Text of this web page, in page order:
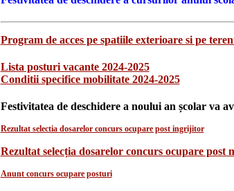
Program de acces pe spatiile exterioare si pe
Lista posturi vacante 2024-2025
Conditii specifice mobilitate 2024-2025
Festivitatea de deschidere a noului an școlar va
Rezultat selectia dosarelor concurs ocupare post ingrijitor
Rezultat selecția dosarelor concurs ocupare post
Anunt concurs ocupare posturi